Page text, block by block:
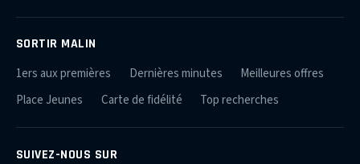
SORTIR MALIN
1ers aux premières Dernières minutes
Meilleures offres
Place Jeunes
Carte de fidélité Top recherches
SUIVEZ-NOUS SUR